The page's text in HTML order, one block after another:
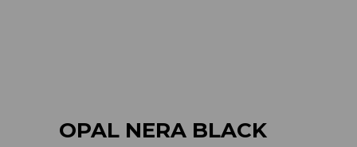
OPAL NERA BLACK